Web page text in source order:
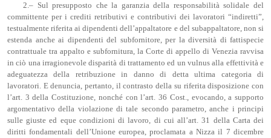
2.– Sul presupposto che la garanzia della responsabilità solidale del
committente per i crediti retributivi e contributivi dei lavoratori “indiretti”,
testualmente riferita ai dipendenti dell’appaltatore e del subappaltatore, non si
estenda anche ai dipendenti del subfornitore, per la diversità di fattispecie
contrattuale tra appalto e subfornitura, la Corte di appello di Venezia ravvisa
in ciò una irragionevole disparità di trattamento ed un vulnus alla effettività e
adeguatezza della retribuzione in danno di detta ultima categoria di
lavoratori. E denuncia, pertanto, il contrasto della su riferita disposizione con
l’art. 3 della Costituzione, nonché con l’art. 36 Cost., evocando, a supporto
argomentativo della violazione di tale secondo parametro, anche i principi
sulle giuste ed eque condizioni di lavoro, di cui all’art. 31 della Carta dei
diritti fondamentali dell’Unione europea, proclamata a Nizza il 7 dicembre